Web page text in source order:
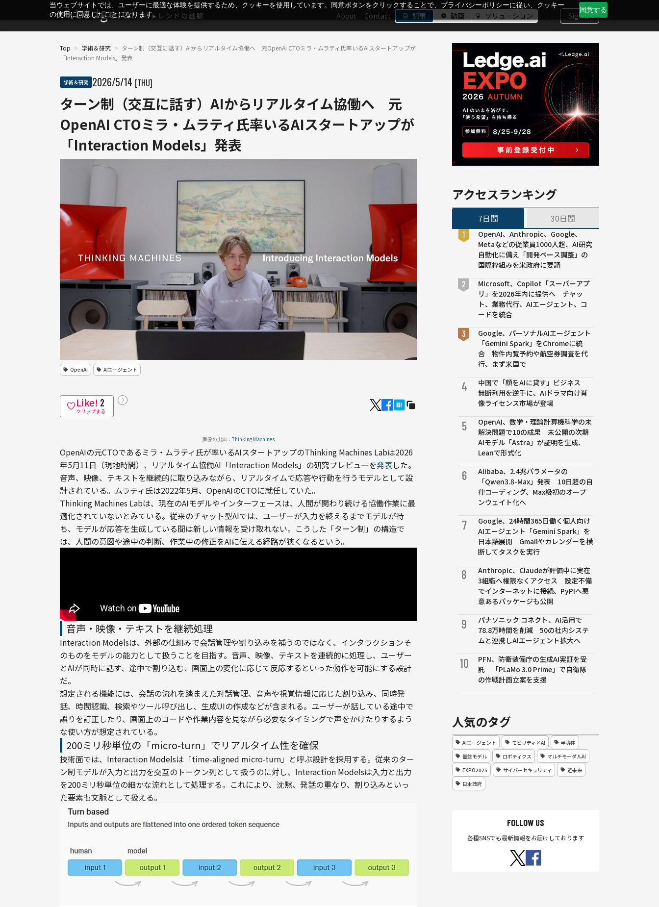
当ウェブサイトでは、ユーザーに最適な体験を提供するため、クッキーを使用しています。同意ボタンをクリックすることで、プライバシーポリシーに従い、クッキー
の使用に同意したことになります。
同意する
About Contact 記事 動画 ソリューション Sign In
Top > 学術＆研究 > ターン制（交互に話す）AIからリアルタイム協働へ 元OpenAI CTOミラ・ムラティ氏率いるAIスタートアップが
「Interaction Models」発表
学術＆研究 2026/5/14 [THU]
ターン制（交互に話す）AIからリアルタイム協働へ 元
OpenAI CTOミラ・ムラティ氏率いるAIスタートアップが
「Interaction Models」発表
OpenAI AIエージェント
Like! 2
クリップする
？
画像の出典：Thinking Machines
OpenAIの元CTOであるミラ・ムラティ氏が率いるAIスタートアップのThinking Machines Labは2026
年5月11日（現地時間）、リアルタイム協働AI「Interaction Models」の研究プレビューを発表した。
音声、映像、テキストを継続的に取り込みながら、リアルタイムで応答や行動を行うモデルとして設
計されている。ムラティ氏は2022年5月、OpenAIのCTOに就任していた。
Thinking Machines Labは、現在のAIモデルやインターフェースは、人間が関わり続ける協働作業に最
適化されていないとみている。従来のチャット型AIでは、ユーザーが入力を終えるまでモデルが待
ち、モデルが応答を生成している間は新しい情報を受け取れない。こうした「ターン制」の構造で
は、人間の意図や途中の判断、作業中の修正をAIに伝える経路が狭くなるという。
音声・映像・テキストを継続処理
Interaction Modelsは、外部の仕組みで会話管理や割り込みを補うのではなく、インタラクションそ
のものをモデルの能力として扱うことを目指す。音声、映像、テキストを連続的に処理し、ユーザー
とAIが同時に話す、途中で割り込む、画面上の変化に応じて反応するといった動作を可能にする設計
だ。
想定される機能には、会話の流れを踏まえた対話管理、音声や視覚情報に応じた割り込み、同時発
話、時間認識、検索やツール呼び出し、生成UIの作成などが含まれる。ユーザーが話している途中で
誤りを訂正したり、画面上のコードや作業内容を見ながら必要なタイミングで声をかけたりするよう
な使い方が想定されている。
200ミリ秒単位の「micro-turn」でリアルタイム性を確保
技術面では、Interaction Modelsは「time-aligned micro-turn」と呼ぶ設計を採用する。従来のター
ン制モデルが入力と出力を交互のトークン列として扱うのに対し、Interaction Modelsは入力と出力
を200ミリ秒単位の細かな流れとして処理する。これにより、沈黙、発話の重なり、割り込みといっ
た要素も文脈として扱える。
アクセスランキング
7日間 30日間
OpenAI、Anthropic、Google、
Metaなどの従業員1000人超、AI研究
自動化に備え「開発ペース調整」の
国際枠組みを米政府に要請
Microsoft、Copilot「スーパーアプ
リ」を2026年内に提供へ チャッ
ト、業務代行、AIエージェント、コ
ードを統合
Google、パーソナルAIエージェント
「Gemini Spark」をChromeに統
合 物件内覧予約や航空券調査を代
行、まず米国で
4
中国で「顔をAIに貸す」ビジネス
無断利用を逆手に、AIドラマ向け肖
像ライセンス市場が登場
5
OpenAI、数学・理論計算機科学の未
解決問題で10の成果 未公開の次期
AIモデル「Astra」が証明を生成、
Leanで形式化
6
Alibaba、2.4兆パラメータの
「Qwen3.8-Max」発表 10日超の自
律コーディング、Max級初のオープ
ンウェイト化へ
7
Google、24時間365日働く個人向け
AIエージェント「Gemini Spark」を
日本語展開 Gmailやカレンダーを横
断してタスクを実行
8
Anthropic、Claudeが評価中に実在
3組織へ権限なくアクセス 設定不備
でインターネットに接続、PyPIへ悪
意あるパッケージも公開
9
パナソニック コネクト、AI活用で
78.8万時間を削減 50の社内システ
ムと連携しAIエージェント拡大へ
10
PFN、防衛装備庁の生成AI実証を受
託 「PLaMo 3.0 Prime」で自衛隊
の作戦計画立案を支援
人気のタグ
AIエージェント モビリティ×AI
半導体
基盤モデル
ロボティクス
マルチモーダルAI
EXPO2025
サイバーセキュリティ
近未来
日本政府
FOLLOW US
各種SNSでも最新情報をお届けしております